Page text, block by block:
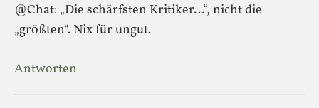
@Chat: „Die schärfsten Kritiker…“, nicht die
„größten“. Nix für ungut.
Antworten